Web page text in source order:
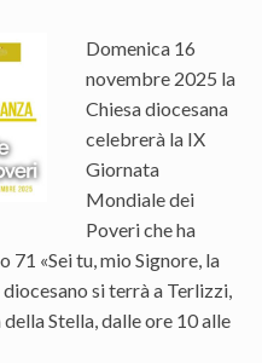
Domenica 16
novembre 2025 la
Chiesa diocesana
celebrerà la IX
Giornata
Mondiale dei
Poveri che ha
«Sei tu, mio Signore, la
si terrà a Terlizzi,
Stella, dalle ore 10 alle